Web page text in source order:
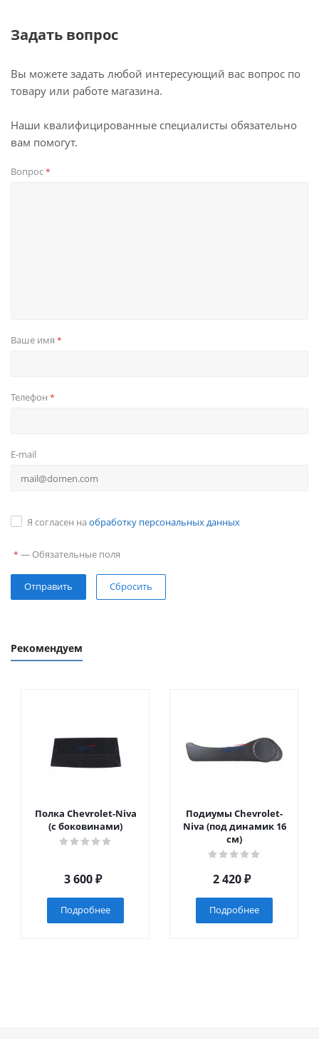
Задать вопрос
Вы можете задать любой интересующий вас вопрос по
товару или работе магазина.
Наши квалифицированные специалисты обязательно
вам помогут.
Вопрос*
Ваше имя *
Телефон *
E-mail
Я согласен на обработку персональных данных
* — Обязательные поля
Сбросить
Рекомендуем
Полка Chevrolet-Niva
(с боковинами)
3 600₽
Подробнее
Подиумы Chevrolet-
Niva (под динамик 16
см)
2 420₽
Подробнее